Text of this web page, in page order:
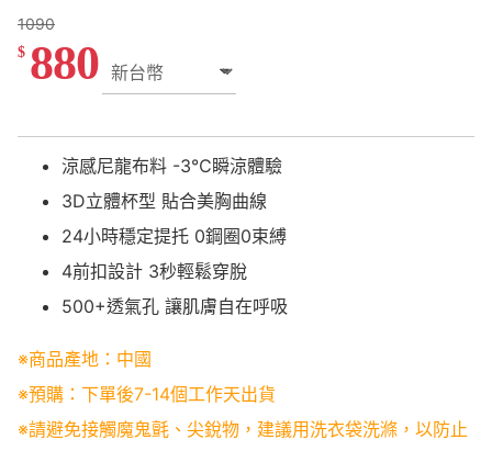
1090
$ 880
涼感尼龍布料 -3℃瞬涼體驗
3D立體杯型 貼合美胸曲線
24小時穩定提托 0鋼圈0束縛
4前扣設計 3秒輕鬆穿脫
500+透氣孔 讓肌膚自在呼吸
※商品產地：中國
※預購：下單後7-14個工作天出貨
※請避免接觸魔鬼氈、尖銳物，建議用洗衣袋洗滌，以防止